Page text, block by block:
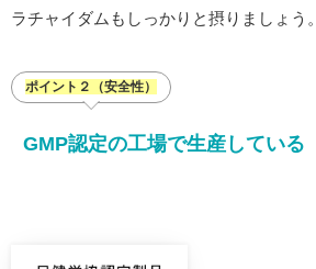
ラチャイダムもしっかりと摂りましょう。
ポイント２（安全性）
GMP認定の工場で生産している